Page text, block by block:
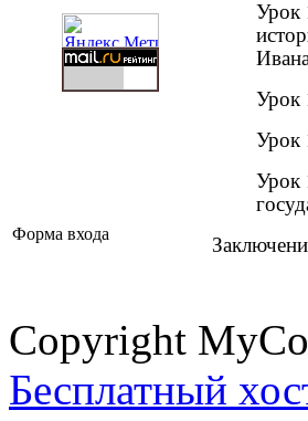
Форма входа
Урок
Урок
Урок
Урок
Copyright
Бесплатный